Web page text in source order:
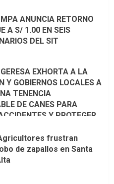
ANUNCIA RETORNO
A S/ 1.00 EN SEIS
DEL SIT
EXHORTA A LA
Y GOBIERNOS LOCALES A
TENENCIA
DE CANES PARA
Y PROTEGER
frustran
de zapallos en Santa